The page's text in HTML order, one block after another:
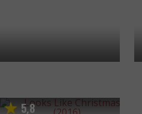
5,8